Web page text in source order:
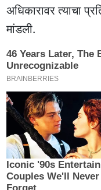
अधिकारावर त्याचा
मांडली.